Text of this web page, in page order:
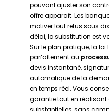
pouvant ajuster son
offre apparaît. Les
motiver tout refus sous
délai, la substitution est
Sur le plan pratique, la loi
parfaitement au
devis instantané,
automatique de la
en temps réel. Vous
garantie tout en réalisant